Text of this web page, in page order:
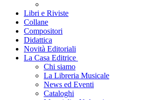
Libri e Riviste
Collane
Compositori
Didattica
Novità Editoriali
La Casa Editrice
Chi siamo
La Libreria Musicale
News ed Eventi
Cataloghi